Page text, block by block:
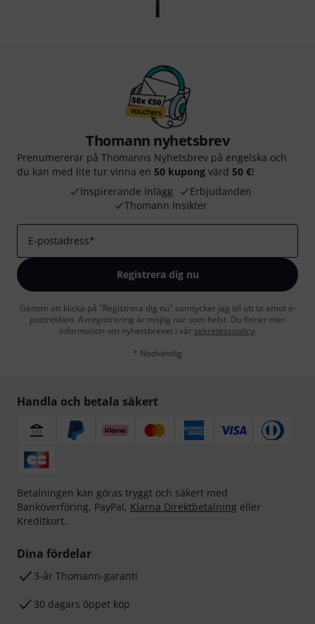
Thomann nyhetsbrev
Prenumererar på Thomanns Nyhetsbrev på engelska och
du kan med lite tur vinna en 50 kupong värd 50 €!
Inspirerande inlägg
Erbjudanden
Thomann Insikter
E-postadress*
Registrera dig nu
Genom att klicka på "Registrera dig nu" samtycker jag till att ta emot e-
postreklam. Avregistrering är möjlig när som helst. Du finner mer
information om nyhetsbrevet i vår sekretesspolicy.
* Nödvändig
Handla och betala säkert
Betalningen kan göras tryggt och säkert med
Banköverföring, PayPal, Klarna Direktbetalning eller
Kreditkort.
Dina fördelar
3-år Thomann-garanti
30 dagars öppet köp